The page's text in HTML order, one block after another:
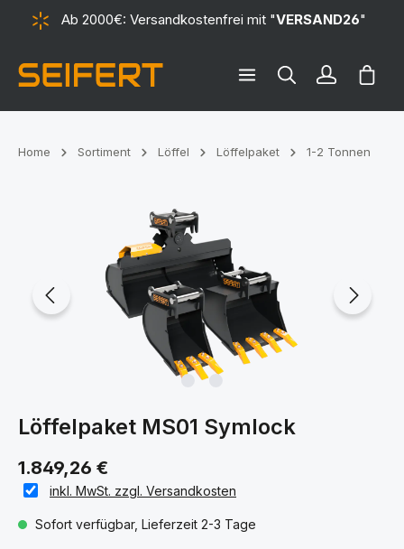
springenAb 2000€: Versandkostenfrei mit "VERSAND26"
Home Sortiment Löffel Löffelpaket 1-2 Tonnen
Löffelpaket MS01 Symlock
1.849,26 €
inkl. MwSt. zzgl. Versandkosten
Sofort verfügbar, Lieferzeit 2-3 Tage